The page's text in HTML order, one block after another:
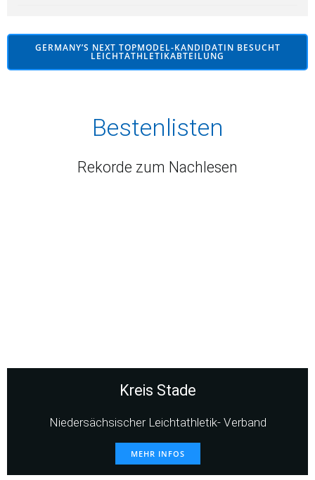
GERMANY’S NEXT TOPMODEL-KANDIDATIN BESUCHT
LEICHTATHLETIKABTEILUNG
Bestenlisten
Rekorde zum Nachlesen
Kreis Stade
Niedersächsischer Leichtathletik- Verband
MEHR INFOS